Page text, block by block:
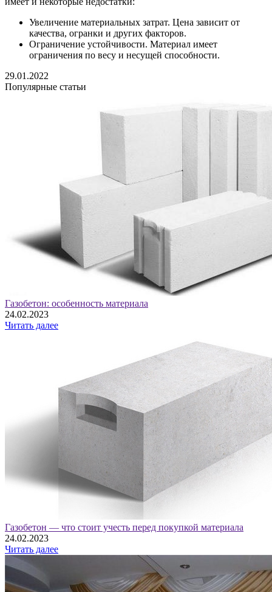
Увеличение материальных затрат. Цена зависит от
качества, огранки и других факторов.
Ограничение устойчивости. Материал имеет
ограничения по весу и несущей способности.
29.01.2022
Популярные статьи
Газобетон: особенность материала
24.02.2023
Читать далее
Газобетон — что стоит учесть перед покупкой материала
24.02.2023
Читать далее